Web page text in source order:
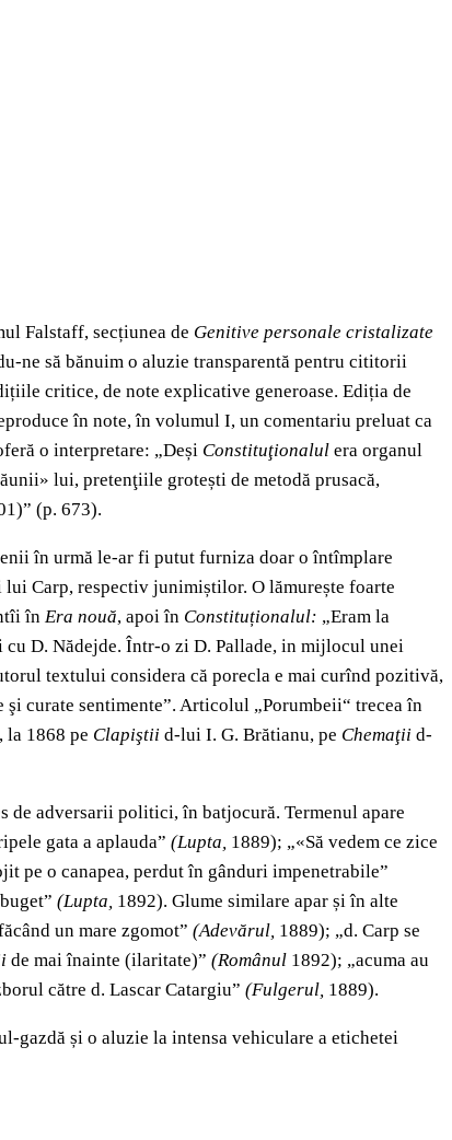
Falstaff, secțiunea de Genitive personale cristalizate
ne să bănuim o aluzie transparentă pentru cititorii
critice, de note explicative generoase. Ediția de
în note, în volumul I, un comentariu preluat ca
o interpretare: „Deși Constituţionalul era organul
lui, pretenţiile grotești de metodă prusacă,
(p. 673).
în urmă le-ar fi putut furniza doar o întîmplare
Carp, respectiv junimiștilor. O lămurește foarte
în Era nouă, apoi în Constituționalul: „Eram la
D. Nădejde. Într-o zi D. Pallade, in mijlocul unei
textului considera că porecla e mai curînd pozitivă,
curate sentimente”. Articolul „Porumbeii“ trecea în
, la 1868 pe Clapiştii d-lui I. G. Brătianu, pe Chemaţii d-
de adversarii politici, în batjocură. Termenul apare
gata a aplauda” (Lupta, 1889); „«Să vedem ce zice
pe o canapea, perdut în gânduri impenetrabile”
(Lupta, 1892). Glume similare apar și în alte
un mare zgomot” (Adevărul, 1889); „d. Carp se
de mai înainte (ilaritate)” (Românul 1892); „acuma au
către d. Lascar Catargiu” (Fulgerul, 1889).
gazdă și o aluzie la intensa vehiculare a etichetei